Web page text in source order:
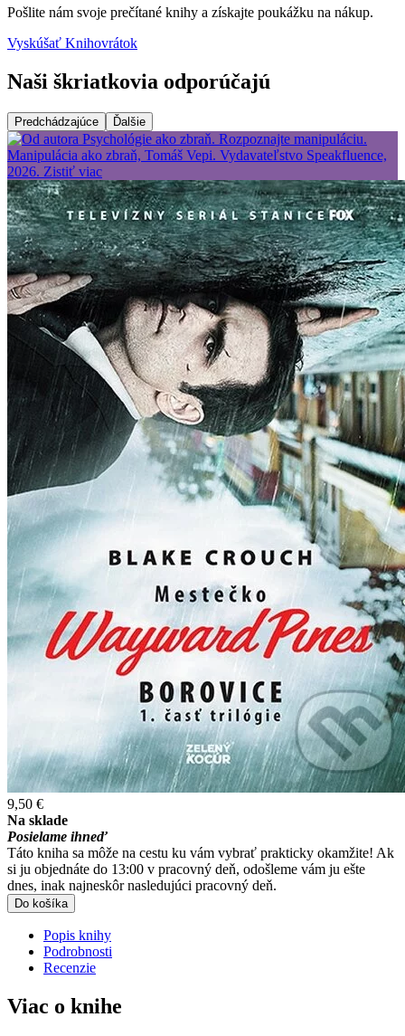
Pošlite nám svoje prečítané knihy a získajte poukážku na nákup.
Vyskúšať Knihovrátok
Naši škriatkovia odporúčajú
Predchádzajúce Ďalšie
9,50 €
Na sklade
Posielame ihneď
Táto kniha sa môže na cestu ku vám vybrať prakticky okamžite! Ak
si ju objednáte do 13:00 v pracovný deň, odošleme vám ju ešte
dnes, inak najneskôr nasledujúci pracovný deň.
Do košíka
Popis knihy
Podrobnosti
Recenzie
Viac o knihe